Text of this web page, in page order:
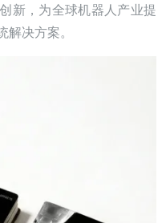
新，为全球机器人产业提
决方案。